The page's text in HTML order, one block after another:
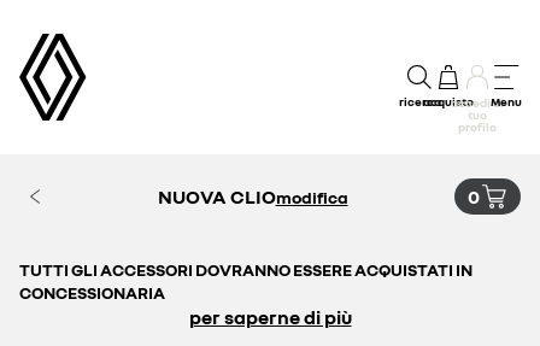
ricercaacquistoaccedi al
tuo
profilo
Menu
NUOVA CLIOmodifica 0
TUTTI GLI ACCESSORI DOVRANNO ESSERE ACQUISTATI IN
CONCESSIONARIA
per saperne di più